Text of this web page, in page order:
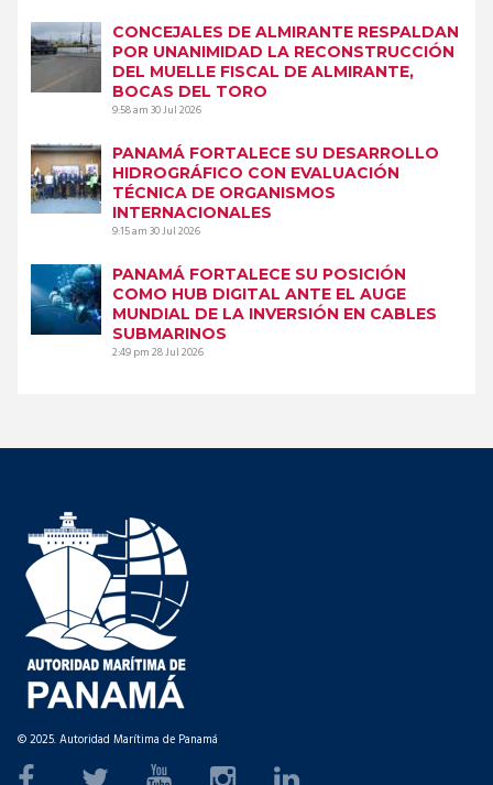
CONCEJALES DE ALMIRANTE RESPALDAN
POR UNANIMIDAD LA RECONSTRUCCIÓN
DEL MUELLE FISCAL DE ALMIRANTE,
BOCAS DEL TORO
9:58 am30 Jul 2026
PANAMÁ FORTALECE SU DESARROLLO
HIDROGRÁFICO CON EVALUACIÓN
TÉCNICA DE ORGANISMOS
INTERNACIONALES
9:15 am30 Jul 2026
PANAMÁ FORTALECE SU POSICIÓN
COMO HUB DIGITAL ANTE EL AUGE
MUNDIAL DE LA INVERSIÓN EN CABLES
SUBMARINOS
2:49 pm28 Jul 2026
© 2025. Autoridad Marítima de Panamá